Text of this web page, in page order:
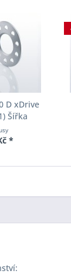
D xDrive
Šířka
Spacer
*